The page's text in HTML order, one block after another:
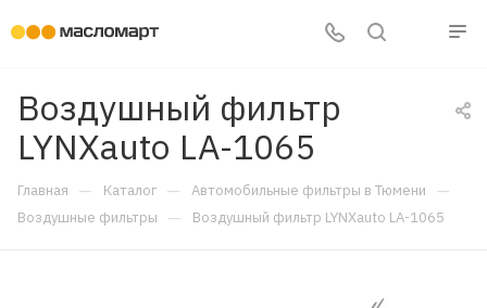
Воздушный фильтр
LYNXauto LA-1065
Главная — Каталог — Автомобильные фильтры в Тюмени —
Воздушные фильтры — Воздушный фильтр LYNXauto LA-1065